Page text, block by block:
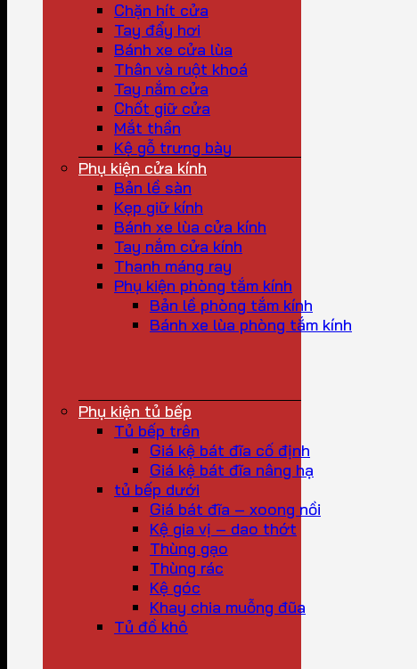
Chặn hít cửa
Tay đẩy hơi
Bánh xe cửa lùa
Thân và ruột khoá
Tay nắm cửa
Chốt giữ cửa
Mắt thần
Kệ gỗ trưng bày
Phụ kiện cửa kính
Bản lề sàn
Kẹp giữ kính
Bánh xe lùa cửa kính
Tay nắm cửa kính
Thanh máng ray
Phụ kiện phòng tắm kính
Bản lề phòng tắm kính
Bánh xe lùa phòng tắm kính
Phụ kiện tủ bếp
Tủ bếp trên
Giá kệ bát đĩa cố định
Giá kệ bát đĩa nâng hạ
tủ bếp dưới
Giá bát đĩa – xoong nồi
Kệ gia vị – dao thớt
Thùng gạo
Thùng rác
Kệ góc
Khay chia muỗng đũa
Tủ đồ khô